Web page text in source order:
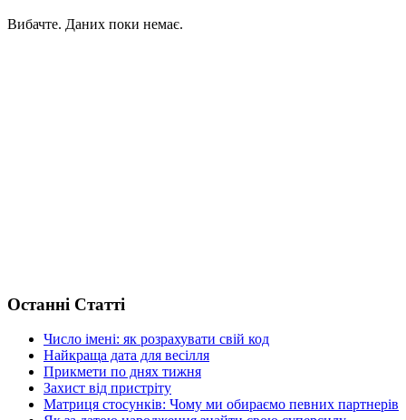
Вибачте. Даних поки немає.
Останні Статті
Число імені: як розрахувати свій код
Найкраща дата для весілля
Прикмети по днях тижня
Захист від пристріту
Матриця стосунків: Чому ми обираємо певних партнерів